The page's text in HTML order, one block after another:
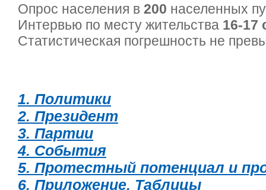
Опрос населения в 200 населенных
Интервью по месту жительства 16-17
Статистическая погрешность не
1. Политики
2. Президент
3. Партии
4. События
5. Протестный потенциал и
6. Приложение. Таблицы